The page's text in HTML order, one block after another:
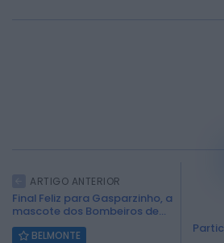
ARTIGO ANTERIOR
Final Feliz para Gasparzinho, a
mascote dos Bombeiros de...
BELMONTE